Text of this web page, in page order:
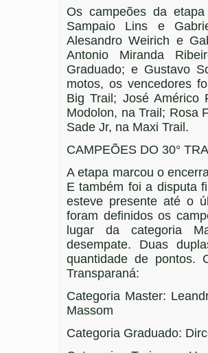
Os campeões da
Sampaio Lins e
Alesandro Weirich e
Antonio Miranda
Graduado; e Gustavo
motos, os vencedores
Big Trail; José Américo
Modolon, na Trail; Rosa
Sade Jr, na Maxi Trail.
CAMPEÕES DO 30°
A etapa marcou o
E também foi a disputa
esteve presente até o
foram definidos os
lugar da categoria
desempate. Duas
quantidade de pontos.
Transparaná:
Categoria Master:
Massom
Categoria Graduado: